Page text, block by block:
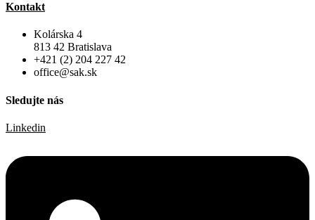
Kontakt
Kolárska 4
813 42 Bratislava
+421 (2) 204 227 42
office@sak.sk
Sledujte nás
Linkedin